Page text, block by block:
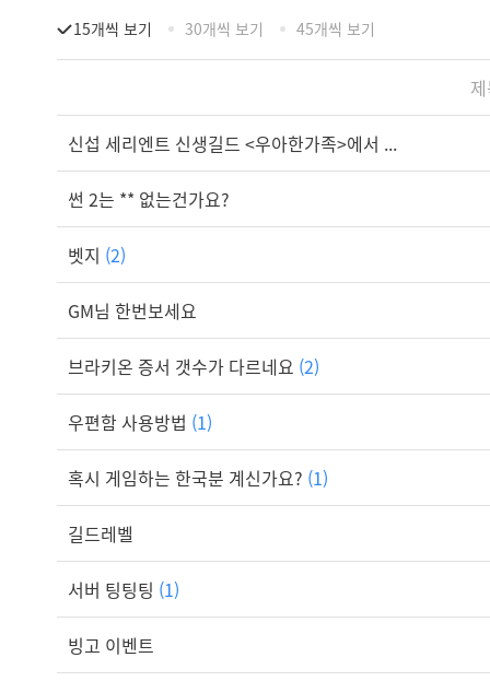
15개씩 보기 30개씩 보기 45개씩 보기
신섭 세리엔트 신생길드 <우아한가족>에서 ...
썬 2는 ** 없는건가요?
벳지 (2)
GM님 한번보세요
브라키온 증서 갯수가 다르네요 (2)
우편함 사용방법 (1)
혹시 게임하는 한국분 계신가요? (1)
길드레벨
서버 팅팅팅 (1)
빙고 이벤트